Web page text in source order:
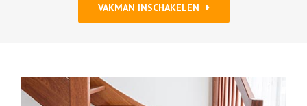
VAKMAN INSCHAKELEN